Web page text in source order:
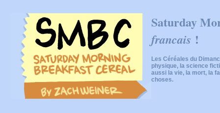
Saturday
francais !
Les Céréales du
physique, la science
aussi la vie, la mort, la
choses.